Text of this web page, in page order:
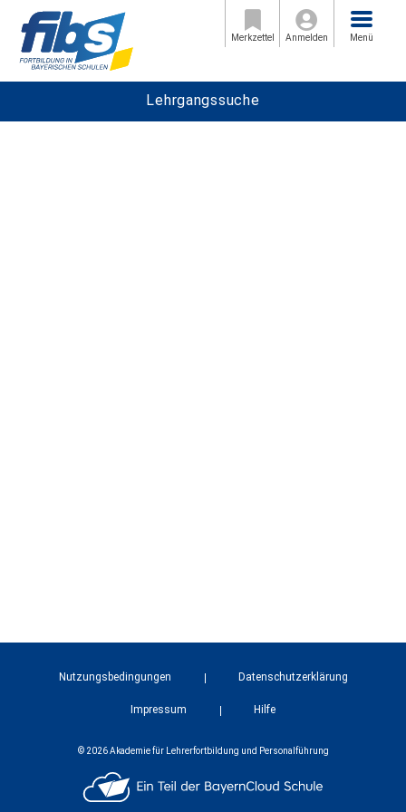
Merkzettel Anmelden
Menü
Menü
Lehrgangssuche
Nutzungsbedingungen Datenschutzerklärung
Impressum Hilfe
© 2026 Akademie für Lehrerfortbildung und Personalführung